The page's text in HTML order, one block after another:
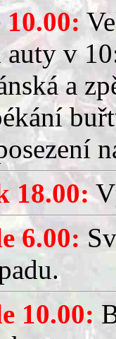
10.00:
v
a
18.00:
6.00:
10.00: